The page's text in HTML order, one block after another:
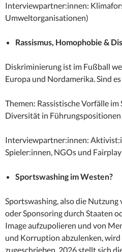
Interviewpartner:innen:
Umweltorganisationen)
Rassismus, Homophobie &
Diskriminierung ist im Fußball
Europa und Nordamerika. Sind
Themen: Rassistische Vorfälle im
Diversität in Führungspositionen
Interviewpartner:innen:
Spieler:innen, NGOs und
Sportswashing im Westen?
Sportswashing, also die
oder Sponsoring durch Staaten
Image aufzupolieren und von
und Korruption abzulenken,
zugeschrieben. 2026 stellt sich